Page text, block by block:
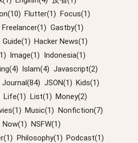
Flutter(1) Focus(1)
Freelancer(1) Gastby(1)
Guide(1) Hacker News(1)
Image(1) Indonesia(1)
Islam(4) Javascript(2)
Journal(84) JSON(1) Kids(1)
Life(1) List(1) Money(2)
Music(1) Nonfiction(7)
Now(1) NSFW(1)
Philosophy(1) Podcast(1)